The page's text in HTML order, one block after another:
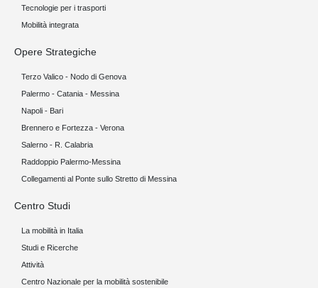
Tecnologie per i trasporti
Mobilità integrata
Opere Strategiche
Terzo Valico - Nodo di Genova
Palermo - Catania - Messina
Napoli - Bari
Brennero e Fortezza - Verona
Salerno - R. Calabria
Raddoppio Palermo-Messina
Collegamenti al Ponte sullo Stretto di Messina
Centro Studi
La mobilità in Italia
Studi e Ricerche
Attività
Centro Nazionale per la mobilità sostenibile